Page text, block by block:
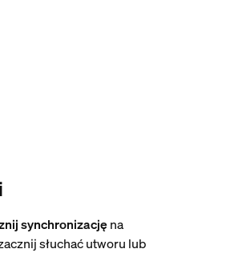
synchronizacjęna
słuchać utworu lub